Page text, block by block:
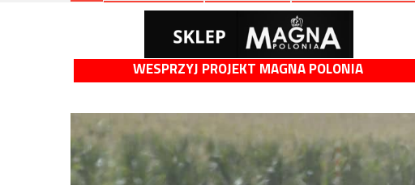
WESPRZYJ PROJEKT MAGNA POLONIA